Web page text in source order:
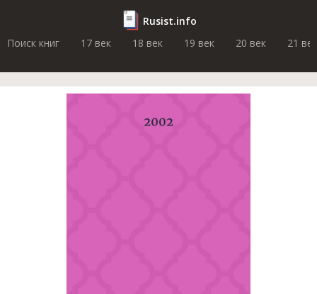
Rusist.info
Поиск книг
17 век 18 век 19 век 20 век 21 век